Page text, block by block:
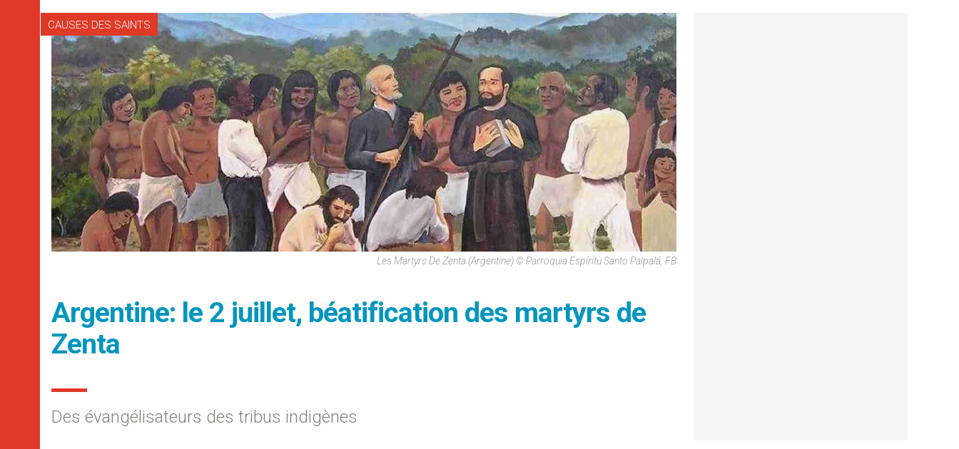
CAUSES DES SAINTS
Les Martyrs De Zenta (Argentine) © Parroquia Espíritu Santo Palpalá, FB
Argentine: le 2 juillet, béatification des martyrs de
Zenta
Des évangélisateurs des tribus indigènes